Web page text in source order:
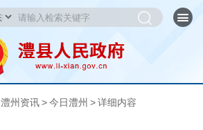
澧州资讯 > 今日澧州 > 详细内容